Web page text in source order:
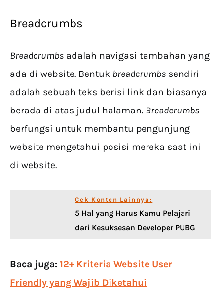
Breadcrumbs
Breadcrumbs adalah navigasi tambahan yang
ada di website. Bentuk breadcrumbs sendiri
adalah sebuah teks berisi link dan biasanya
berada di atas judul halaman. Breadcrumbs
berfungsi untuk membantu pengunjung
website mengetahui posisi mereka saat ini
di website.
Cek Konten Lainnya:
5 Hal yang Harus Kamu Pelajari
dari Kesuksesan Developer PUBG
Baca juga: 12+ Kriteria Website User
Friendly yang Wajib Diketahui